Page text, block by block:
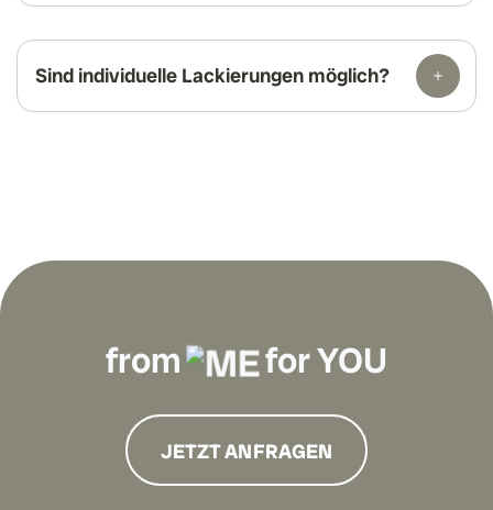
Sind individuelle Lackierungen möglich?
from for YOU
JETZT ANFRAGEN